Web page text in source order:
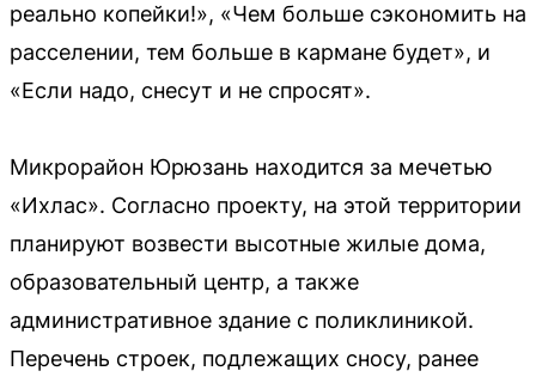
реально копейки!», «Чем больше сэкономить на
расселении, тем больше в кармане будет», и
«Если надо, снесут и не спросят».
Микрорайон Юрюзань находится за мечетью
«Ихлас». Согласно проекту, на этой территории
планируют возвести высотные жилые дома,
образовательный центр, а также
административное здание с поликлиникой.
Перечень строек, подлежащих сносу, ранее